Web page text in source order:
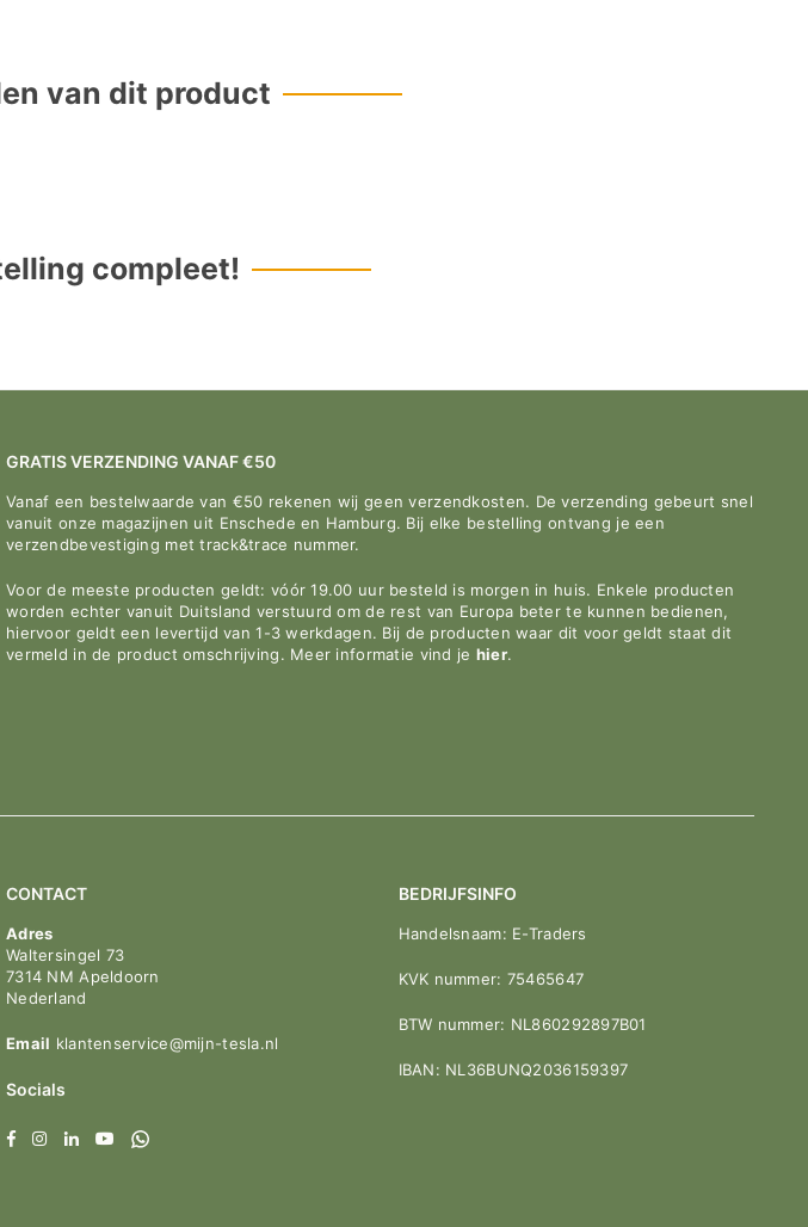
van dit product
compleet!
GRATIS VERZENDING VANAF €50
Vanaf een bestelwaarde van €50 rekenen wij geen verzendkosten. De verzending gebeurt snel
vanuit onze magazijnen uit Enschede en Hamburg. Bij elke bestelling ontvang je een
verzendbevestiging met track&trace nummer.
Voor de meeste producten geldt: vóór 19.00 uur besteld is morgen in huis. Enkele producten
worden echter vanuit Duitsland verstuurd om de rest van Europa beter te kunnen bedienen,
hiervoor geldt een levertijd van 1-3 werkdagen. Bij de producten waar dit voor geldt staat dit
vermeld in de product omschrijving. Meer informatie vind je hier.
CONTACT
Adres
Waltersingel 73
7314 NM Apeldoorn
Nederland
Email klantenservice@mijn-tesla.nl
Socials
FacebookInstagram
LinkedinYouTubeWhatsapp
BEDRIJFSINFO
Handelsnaam: E-Traders
KVK nummer: 75465647
BTW nummer: NL860292897B01
IBAN: NL36BUNQ2036159397